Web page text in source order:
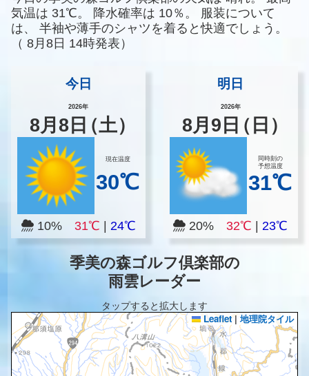
気温は 31℃。 降水確率は 10％。
服装について
は、
半袖や薄手のシャツを着ると快適でしょう。
（ 8月8日 14時発表）
今日
2026年
8月8 日（土）
現在温度
30℃
10% 31℃ 24℃
明日
2026年
8月 9 日（日）
同時刻の
予想温度
31℃
20%32℃ |23℃
季美の森ゴルフ倶楽部の
雨雲レーダー
タップすると拡大します
Leaflet | 地理院タイル